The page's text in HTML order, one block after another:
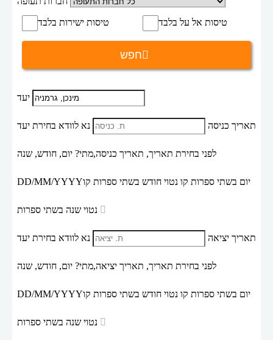
חפש
טיסות ישירות בלבד טיסות אל על בלבד
יעד
תאריך כניסה נא לוודא בחירת יעד
לפני בחירת תאריך, תאריך כניסה,מתי? יום, חודש, שנה
DD/MM/YYYYיום בשתי ספרות קו נטוי חודש בשתי ספרות קו
תאריך יציאה נא לוודא בחירת יעד
לפני בחירת תאריך, תאריך יציאה,מתי? יום, חודש, שנה
DD/MM/YYYYיום בשתי ספרות קו נטוי חודש בשתי ספרות קו